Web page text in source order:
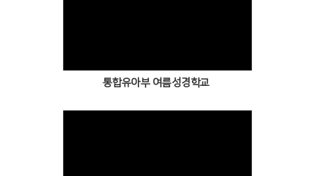
통합유아부 여름성경학교